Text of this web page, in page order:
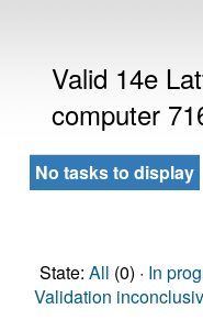
Valid 14e
computer
No tasks to display
State: All (0) · In
Validation